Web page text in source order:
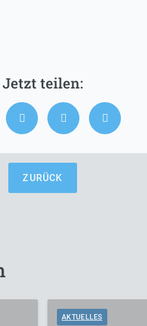
ZURÜCK
AKTUELLES